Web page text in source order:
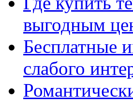
выгодным
Бесплатные
слабого